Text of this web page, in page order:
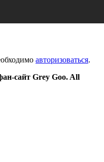
авторизоваться.
сайт Grey Goo. All